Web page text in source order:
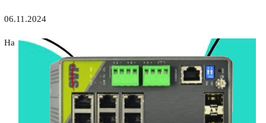
06.11.2024
На